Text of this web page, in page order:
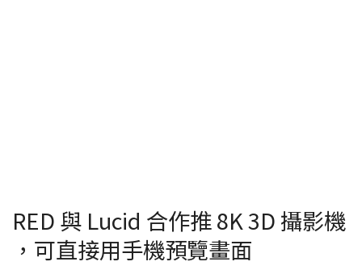
RED 與 Lucid 合作推 8K 3D 攝影機
，可直接用手機預覽畫面